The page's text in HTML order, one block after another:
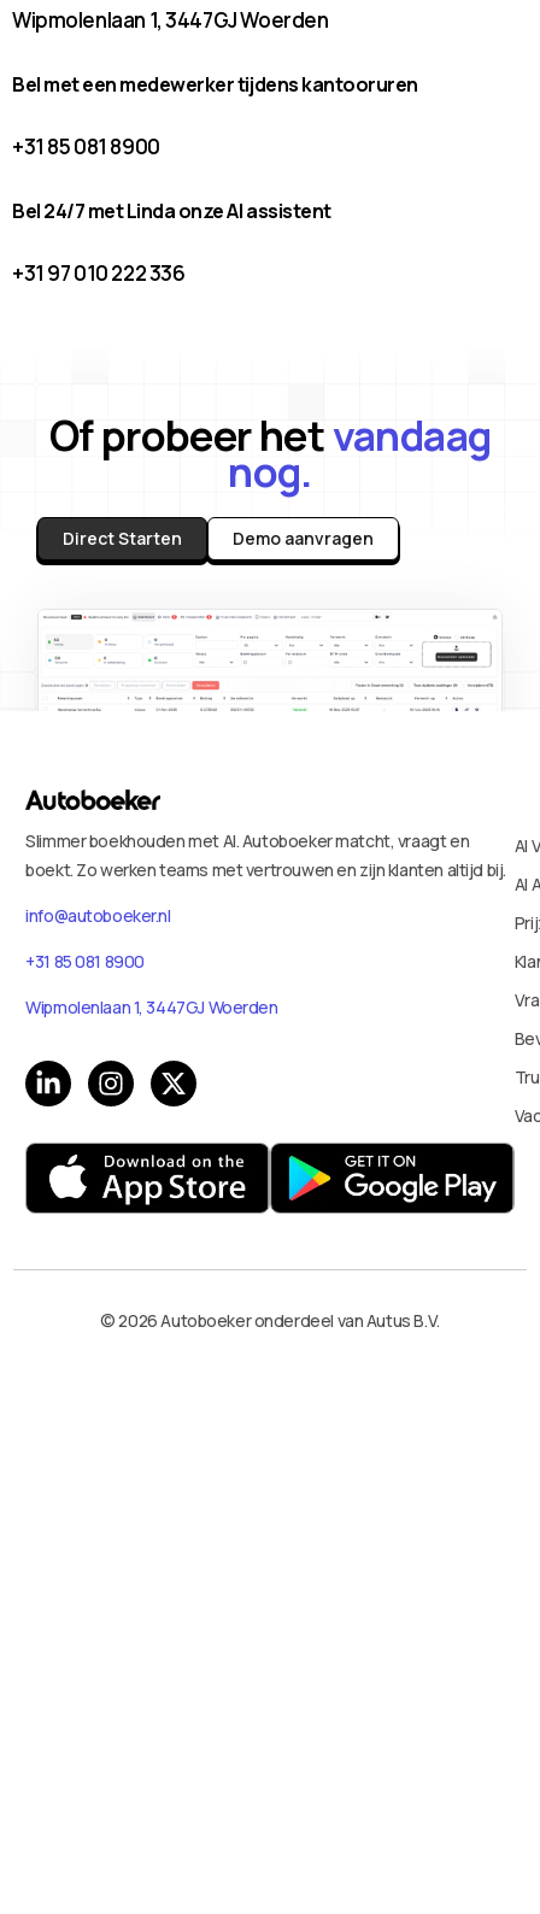
Wipmolenlaan 1, 3447GJ Woerden
Bel met een medewerker tijdens kantooruren
+31 85 081 8900
Bel 24/7 met Linda onze AI assistent
+31 97 010 222 336
Of probeer hetvandaag
nog.
Direct Starten Demo aanvragen
Slimmer boekhouden met AI. Autoboeker matcht, vraagt en
boekt. Zo werken teams met vertrouwen en zijn klanten altijd bij.
info@autoboeker.nl
+31 85 081 8900
Wipmolenlaan 1, 3447GJ Woerden
AI
AI
© 2026 Autoboeker onderdeel van Autus B.V.